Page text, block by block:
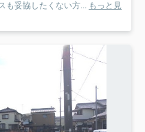
も妥協したくない方... もっと見